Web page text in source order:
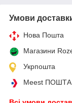
Умови
Нова Пошта
Магазини
Укрпошта
Meest ПОШТА